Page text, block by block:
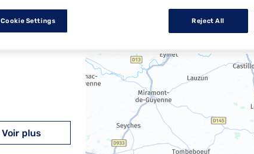
8 Top Garage à Allez-et-
Voir plus
Cookie Settings Reject All